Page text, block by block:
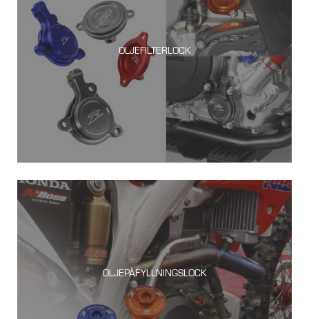
OLJEFILTERLOCK
OLJEPÅFYLLNINGSLOCK